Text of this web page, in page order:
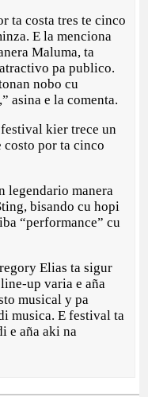
ta costa tres te cinco
E la menciona
Maluma, ta
pa publico.
nobo cu
asina e la comenta.
kier trece un
costo por ta cinco
legendario manera
bisando cu hopi
“performance” cu
Elias ta sigur
up varia e aña
musical y pa
musica. E festival ta
e aña aki na